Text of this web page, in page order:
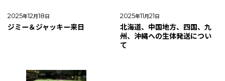
2025年12月18 日
ジミー＆ジャッキー来日
2025年11月21 日
北海道、中国地方、四国、九
州、沖縄への生体発送につい
て